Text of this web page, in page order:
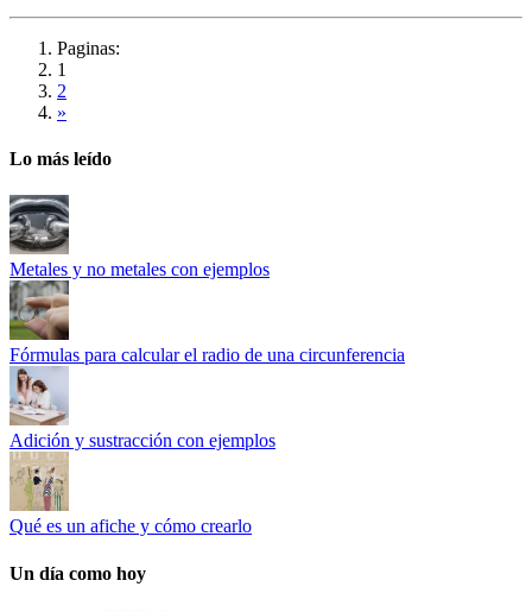
Paginas:
1
2
»
Lo más leído
Metales y no metales con ejemplos
Fórmulas para calcular el radio de una circunferencia
Adición y sustracción con ejemplos
Qué es un afiche y cómo crearlo
Un día como hoy